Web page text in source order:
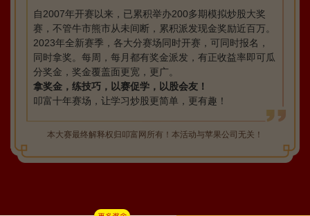
自2007年开赛以来，已累积举办200多期模拟炒股大奖
赛，不管牛市熊市从未间断，累积派发现金奖励近百万。
2023年全新赛季，各大分赛场同时开赛，可同时报名，
同时拿奖。每周，每月都有奖金派发，有正收益率即可瓜
分奖金，奖金覆盖面更宽，更广。
拿奖金，练技巧，以赛促学，以股会友！
叩富十年赛场，让学习炒股更简单，更有趣！
本大赛最终解释权归叩富网所有！本活动与苹果公司无关！